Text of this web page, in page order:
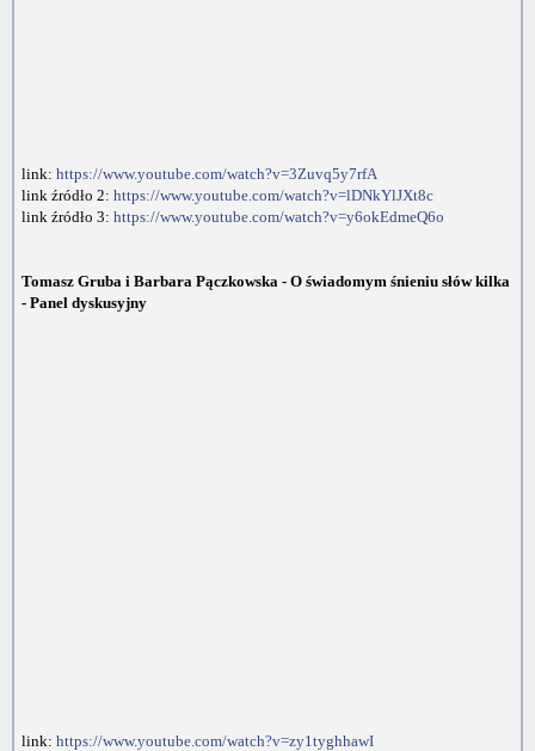
link: https://www.youtube.com/watch?v=3Zuvq5y7rfA
link źródło 2: https://www.youtube.com/watch?v=lDNkYlJXt8c
link źródło 3: https://www.youtube.com/watch?v=y6okEdmeQ6o
Tomasz Gruba i Barbara Pączkowska - O świadomym śnieniu słów kilka
- Panel dyskusyjny
link: https://www.youtube.com/watch?v=zy1tyghhawI